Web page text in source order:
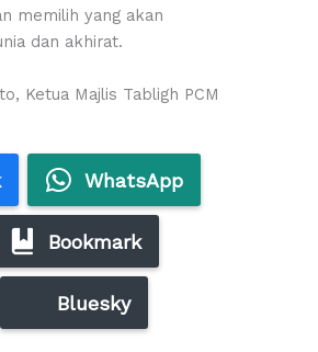
memilih yang akan
dan akhirat.
Ketua Majlis Tabligh PCM
WhatsApp
Bookmark
Bluesky